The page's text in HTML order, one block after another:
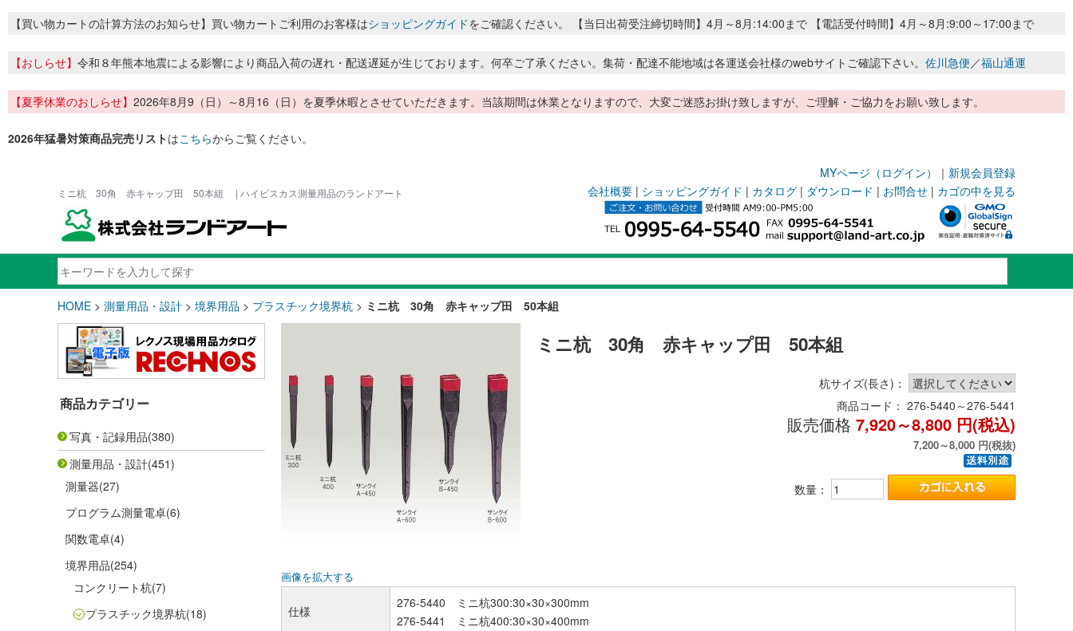
【買い物カートの計算方法のお知らせ】買い物カートご利用のお客様はショッピングガイドをご確認ください。 【当日出荷受注締切時間】4月～8月:14:00まで 【電話受付時間】4月～8月:9:00～17:00まで
【おしらせ】 令和８年熊本地震による影響により商品入荷の遅れ・配送遅延が生じております。何卒ご了承ください。集荷・配達不能地域は各運送会社様のwebサイトご確認下さい。 佐川急便／福山通運
【夏季休業のおしらせ】 2026年8月9（日）～8月16（日）を夏季休暇とさせていただきます。当該期間は休業となりますので、大変ご迷惑お掛け致しますが、ご理解・ご協力をお願い致します。
2026年猛暑対策商品完売リストはこちらからご覧ください。
MYページ（ログイン） ｜ 新規会員登録
ミニ杭 30角 赤キャップ田 50本組 | ハイビスカス測量用品のランドアート 会社概要 | ショッピングガイド | カタログ | ダウンロード | お問合せ | カゴの中を見る
HOME > 測量用品・設計 > 境界用品 > プラスチック境界杭 > ミニ杭 30角 赤キャップ田 50本組
商品カテゴリー
写真・記録用品(380)
測量用品・設計(451)
測量器(27)
プログラム測量電卓(6)
関数電卓(4)
境界用品(254)
コンクリート杭(7)
プラスチック境界杭(18)
画像を拡大する
ミニ杭 30角 赤キャップ田 50本組
杭サイズ(長さ)：
商品コード： 276-5440～276-5441
販売価格 7,920～8,800 円(税込)
7,200～8,000 円(税抜)
数量：
仕様
276-5440 ミニ杭300:30×30×300mm
276-5441 ミニ杭400:30×30×400mm